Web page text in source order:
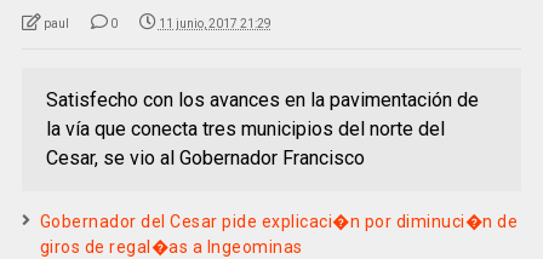
paul 0 11 junio, 2017 21:29
Satisfecho con los avances en la pavimentación de
la vía que conecta tres municipios del norte del
Cesar, se vio al Gobernador Francisco
Gobernador del Cesar pide explicaci�n por diminuci�n de
giros de regal�as a Ingeominas